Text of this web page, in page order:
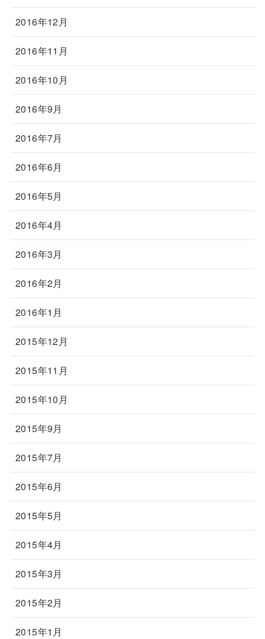
2016年12月
2016年11月
2016年10月
2016年9月
2016年7月
2016年6月
2016年5月
2016年4月
2016年3月
2016年2月
2016年1月
2015年12月
2015年11月
2015年10月
2015年9月
2015年7月
2015年6月
2015年5月
2015年4月
2015年3月
2015年2月
2015年1月